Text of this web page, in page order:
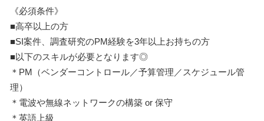
《必須条件》
■高卒以上の方
■SI案件、調査研究のPM経験を3年以上お持ちの方
■以下のスキルが必要となります◎
＊PM（ベンダーコントロール／予算管理／スケジュール管
理）
＊電波や無線ネットワークの構築 or 保守
＊英語上級